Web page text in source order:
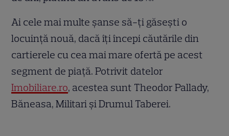
Ai cele mai multe șanse să-ți găsești o
locuință nouă, dacă îți începi căutările din
cartierele cu cea mai mare ofertă pe acest
segment de piață. Potrivit datelor
Imobiliare.ro, acestea sunt Theodor Pallady,
Băneasa, Militari și Drumul Taberei.